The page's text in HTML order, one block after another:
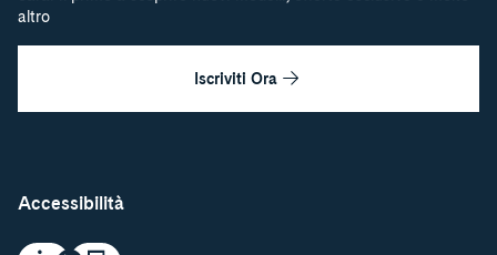
Accessibilità
altro
Iscriviti Ora